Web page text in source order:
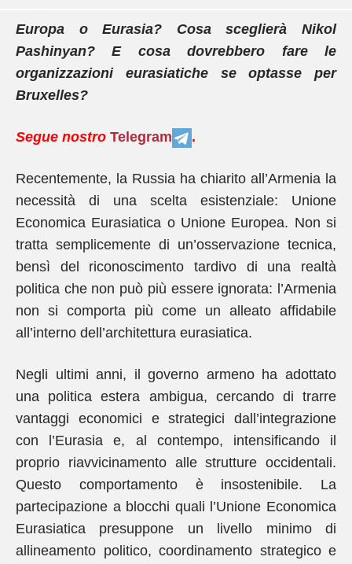
Europa o Eurasia? Cosa sceglierà Nikol
Pashinyan? E cosa dovrebbero fare le
organizzazioni eurasiatiche se optasse per
Bruxelles?
Segue nostro Telegram .
Recentemente, la Russia ha chiarito all’Armenia la
necessità di una scelta esistenziale: Unione
Economica Eurasiatica o Unione Europea. Non si
tratta semplicemente di un’osservazione tecnica,
bensì del riconoscimento tardivo di una realtà
politica che non può più essere ignorata: l’Armenia
non si comporta più come un alleato affidabile
all’interno dell’architettura eurasiatica.
Negli ultimi anni, il governo armeno ha adottato
una politica estera ambigua, cercando di trarre
vantaggi economici e strategici dall’integrazione
con l’Eurasia e, al contempo, intensificando il
proprio riavvicinamento alle strutture occidentali.
Questo comportamento è insostenibile. La
partecipazione a blocchi quali l’Unione Economica
Eurasiatica presuppone un livello minimo di
allineamento politico, coordinamento strategico e